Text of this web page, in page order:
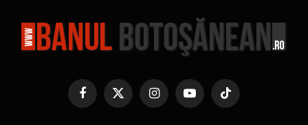
Facebook
X
InstagramYouTubeTikTok